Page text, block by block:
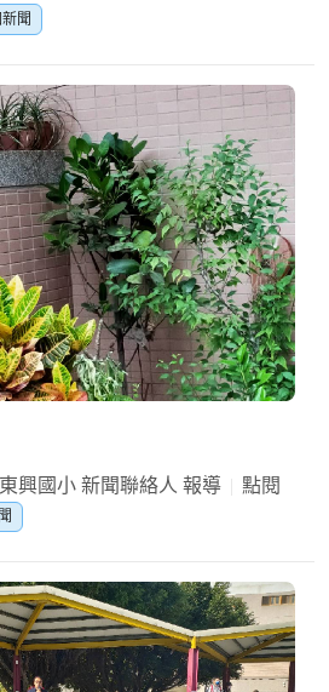
聞
興國小 新聞聯絡人 報導
點閱